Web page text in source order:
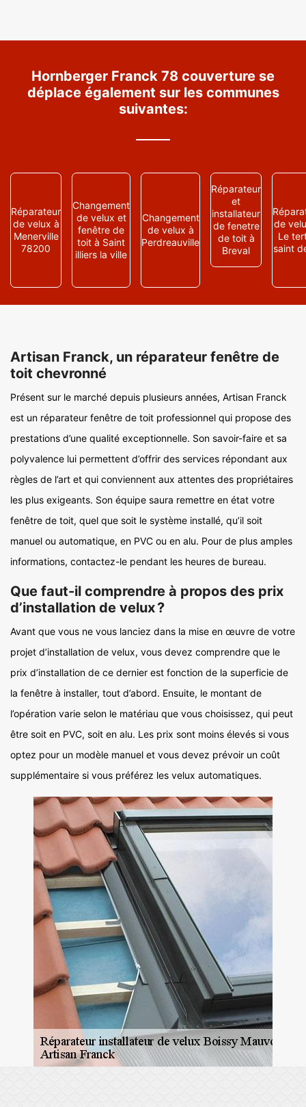
Hornberger Franck 78 couverture se
déplace également sur les communes
suivantes:
Réparateur
de velux à
Menerville
78200
Changement
de velux et
fenêtre de
toit à Saint
illiers la ville
Changement
de velux à
Perdreauville
Réparateur
et
installateur
de fenetre
de toit à
Breval
de
Le
saint
Artisan Franck, un réparateur fenêtre de
toit chevronné
Présent sur le marché depuis plusieurs années, Artisan Franck
est un réparateur fenêtre de toit professionnel qui propose des
prestations d’une qualité exceptionnelle. Son savoir-faire et sa
polyvalence lui permettent d’offrir des services répondant aux
règles de l’art et qui conviennent aux attentes des propriétaires
les plus exigeants. Son équipe saura remettre en état votre
fenêtre de toit, quel que soit le système installé, qu’il soit
manuel ou automatique, en PVC ou en alu. Pour de plus amples
informations, contactez-le pendant les heures de bureau.
Que faut-il comprendre à propos des prix
d’installation de velux ?
Avant que vous ne vous lanciez dans la mise en œuvre de votre
projet d’installation de velux, vous devez comprendre que le
prix d’installation de ce dernier est fonction de la superficie de
la fenêtre à installer, tout d’abord. Ensuite, le montant de
l’opération varie selon le matériau que vous choisissez, qui peut
être soit en PVC, soit en alu. Les prix sont moins élevés si vous
optez pour un modèle manuel et vous devez prévoir un coût
supplémentaire si vous préférez les velux automatiques.